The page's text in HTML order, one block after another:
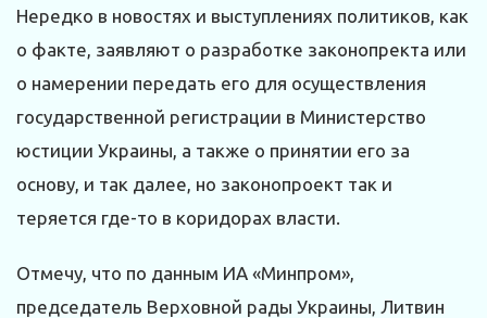
Нередко в новостях и выступлениях политиков, как
о факте, заявляют о разработке законопректа или
о намерении передать его для осуществления
государственной регистрации в Министерство
юстиции Украины, а также о принятии его за
основу, и так далее, но законопроект так и
теряется где-то в коридорах власти.
Отмечу, что по данным ИА «Минпром»,
председатель Верховной рады Украины, Литвин